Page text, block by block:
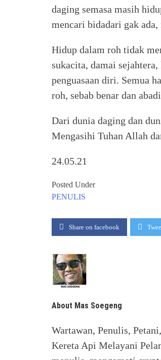
daging semasa masih
mencari bidadari gak
Hidup dalam roh tidak
sukacita, damai
penguasaan diri. Semua
roh, sebab benar dan
Dari dunia daging dan
Mengasihi Tuhan Allah
24.05.21
Posted Under
PENULIS
Share on facebook
About Mas Soegeng
Wartawan, Penulis,
Kereta Api Melayani